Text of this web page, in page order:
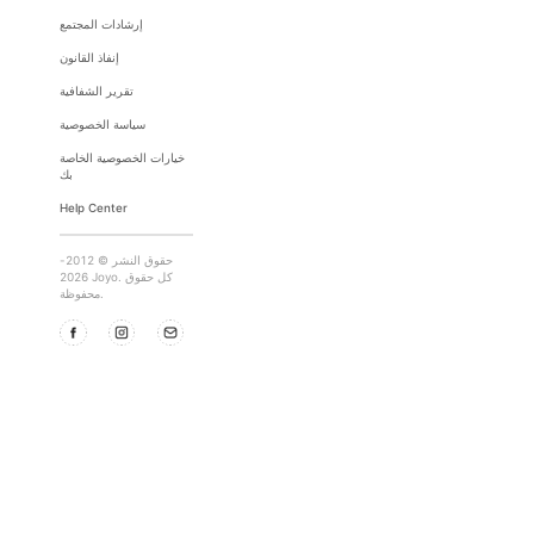
إرشادات المجتمع
إنفاذ القانون
تقرير الشفافية
سياسة الخصوصية
خيارات الخصوصية الخاصة
بك
Help Center
حقوق النشر © 2012-
2026 Joyo. كل حقوق